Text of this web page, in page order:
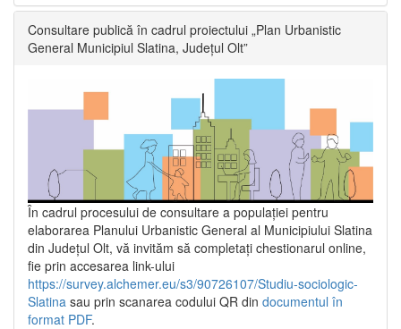
Consultare publică în cadrul proiectului „Plan Urbanistic
General Municipiul Slatina, Județul Olt”
În cadrul procesului de consultare a populaţiei pentru
elaborarea Planului Urbanistic General al Municipiului Slatina
din Județul Olt, vă invităm să completați chestionarul online,
fie prin accesarea link-ului
https://survey.alchemer.eu/s3/90726107/Studiu-sociologic-
Slatina sau prin scanarea codului QR din documentul în
format PDF.